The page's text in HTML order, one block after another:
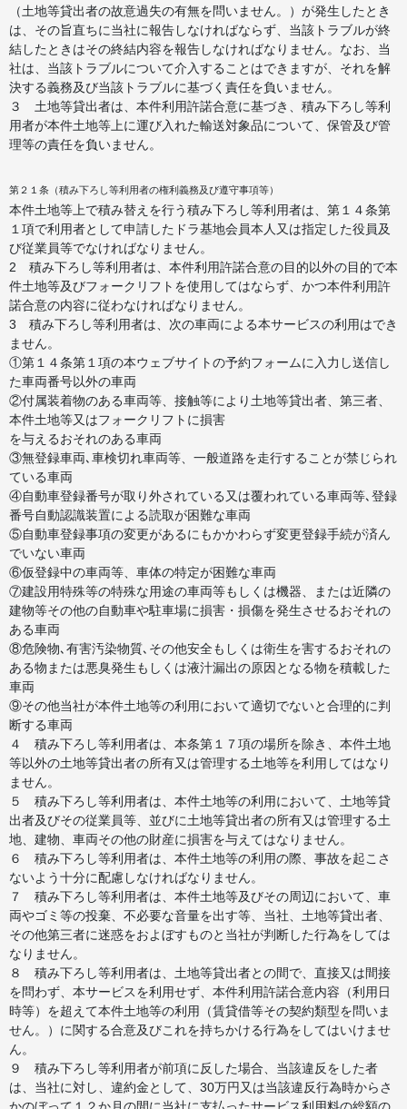
（土地等貸出者の故意過失の有無を問いません。）が発生したとき
は、その旨直ちに当社に報告しなければならず、当該トラブルが終
結したときはその終結内容を報告しなければなりません。なお、当
社は、当該トラブルについて介入することはできますが、それを解
決する義務及び当該トラブルに基づく責任を負いません。
３ 土地等貸出者は、本件利用許諾合意に基づき、積み下ろし等利
用者が本件土地等上に運び入れた輸送対象品について、保管及び管
理等の責任を負いません。
第２１条（積み下ろし等利用者の権利義務及び遵守事項等）
本件土地等上で積み替えを行う積み下ろし等利用者は、第１４条第
１項で利用者として申請したドラ基地会員本人又は指定した役員及
び従業員等でなければなりません。
2 積み下ろし等利用者は、本件利用許諾合意の目的以外の目的で本
件土地等及びフォークリフトを使用してはならず、かつ本件利用許
諾合意の内容に従わなければなりません。
3 積み下ろし等利用者は、次の車両による本サービスの利用はでき
ません。
①第１４条第１項の本ウェブサイトの予約フォームに入力し送信し
た車両番号以外の車両
②付属装着物のある車両等、接触等により土地等貸出者、第三者、
本件土地等又はフォークリフトに損害
を与えるおそれのある車両
③無登録車両､車検切れ車両等、一般道路を走行することが禁じられ
ている車両
④自動車登録番号が取り外されている又は覆われている車両等､登録
番号自動認識装置による読取が困難な車両
⑤自動車登録事項の変更があるにもかかわらず変更登録手続が済ん
でいない車両
⑥仮登録中の車両等、車体の特定が困難な車両
⑦建設用特殊等の特殊な用途の車両等もしくは機器、または近隣の
建物等その他の自動車や駐車場に損害・損傷を発生させるおそれの
ある車両
⑧危険物､有害汚染物質､その他安全もしくは衛生を害するおそれの
ある物または悪臭発生もしくは液汁漏出の原因となる物を積載した
車両
⑨その他当社が本件土地等の利用において適切でないと合理的に判
断する車両
４ 積み下ろし等利用者は、本条第１７項の場所を除き、本件土地
等以外の土地等貸出者の所有又は管理する土地等を利用してはなり
ません。
５ 積み下ろし等利用者は、本件土地等の利用において、土地等貸
出者及びその従業員等、並びに土地等貸出者の所有又は管理する土
地、建物、車両その他の財産に損害を与えてはなりません。
６ 積み下ろし等利用者は、本件土地等の利用の際、事故を起こさ
ないよう十分に配慮しなければなりません。
７ 積み下ろし等利用者は、本件土地等及びその周辺において、車
両やゴミ等の投棄、不必要な音量を出す等、当社、土地等貸出者、
その他第三者に迷惑をおよぼすものと当社が判断した行為をしては
なりません。
８ 積み下ろし等利用者は、土地等貸出者との間で、直接又は間接
を問わず、本サービスを利用せず、本件利用許諾合意内容（利用日
時等）を超えて本件土地等の利用（賃貸借等その契約類型を問いま
せん。）に関する合意及びこれを持ちかける行為をしてはいけませ
ん。
９ 積み下ろし等利用者が前項に反した場合、当該違反をした者
は、当社に対し、違約金として、30万円又は当該違反行為時からさ
かのぼって１２か月の間に当社に支払ったサービス利用料の総額の